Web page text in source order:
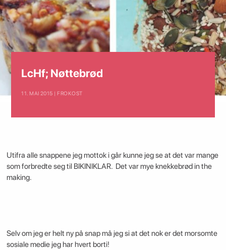
LcHf; Nøttebrød
11. MAI 2015 | FROKOST
Utifra alle snappene jeg mottok i går kunne jeg se at det var mange
som forbredte seg til BIKINIKLAR. Det var mye knekkebrød in the
making.
Selv om jeg er helt ny på snap må jeg si at det nok er det morsomte
sosiale medie jeg har hvert borti!